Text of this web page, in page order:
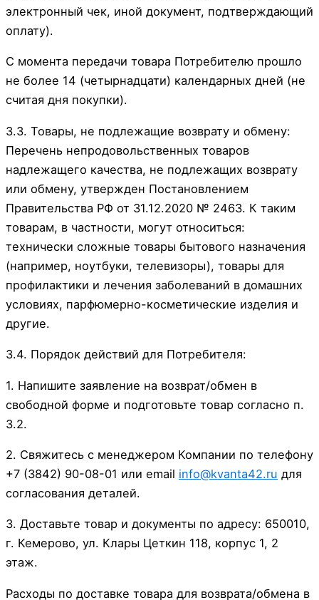
электронный чек, иной документ, подтверждающий
оплату).
С момента передачи товара Потребителю прошло
не более 14 (четырнадцати) календарных дней (не
считая дня покупки).
3.3. Товары, не подлежащие возврату и обмену:
Перечень непродовольственных товаров
надлежащего качества, не подлежащих возврату
или обмену, утвержден Постановлением
Правительства РФ от 31.12.2020 № 2463. К таким
товарам, в частности, могут относиться:
технически сложные товары бытового назначения
(например, ноутбуки, телевизоры), товары для
профилактики и лечения заболеваний в домашних
условиях, парфюмерно-косметические изделия и
другие.
3.4. Порядок действий для Потребителя:
1. Напишите заявление на возврат/обмен в
свободной форме и подготовьте товар согласно п.
3.2.
2. Свяжитесь с менеджером Компании по телефону
+7 (3842) 90-08-01 или email info@kvanta42.ru для
согласования деталей.
3. Доставьте товар и документы по адресу: 650010,
г. Кемерово, ул. Клары Цеткин 118, корпус 1, 2
этаж.
Расходы по доставке товара для возврата/обмена в